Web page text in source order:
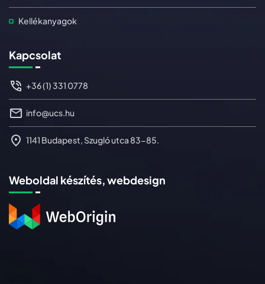
Kellékanyagok
Kapcsolat
+36 (1) 331 0778
info@ucs.hu
1141 Budapest, Szugló utca 83-85.
Weboldal készítés, webdesign